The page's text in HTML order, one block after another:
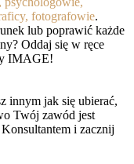
fotografowie.
lub poprawić każde
Oddaj się w ręce
IMAGE!
innym jak się ubierać,
Twój zawód jest
i zacznij